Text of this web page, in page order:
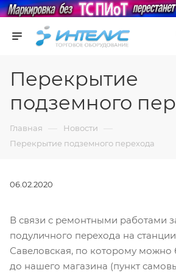
Перекрытие
подземного
Главная — Новости —
Перекрытие подземного перехода
06.02.2020
В связи с ремонтными работами
подуличного перехода на
Савеловская, по которому можно
до нашего магазина (пункт